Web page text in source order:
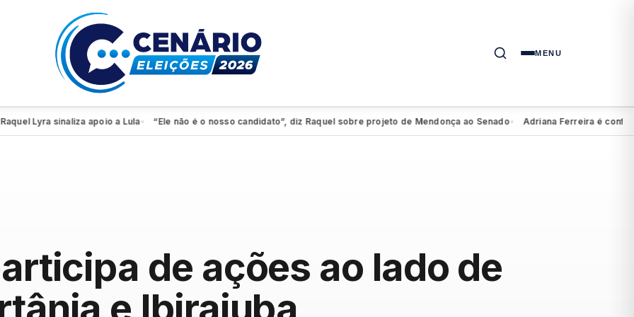
MENU
Lyra sinaliza apoio a Lula ● “Ele não é o nosso candidato”, diz Raquel sobre projeto de Mendonça ao Senado● Adriana Ferreira é confirmada
de ações ao lado de